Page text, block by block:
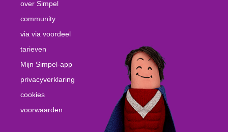
over Simpel
community
via via voordeel
tarieven
Mijn Simpel-app
privacyverklaring
cookies
voorwaarden